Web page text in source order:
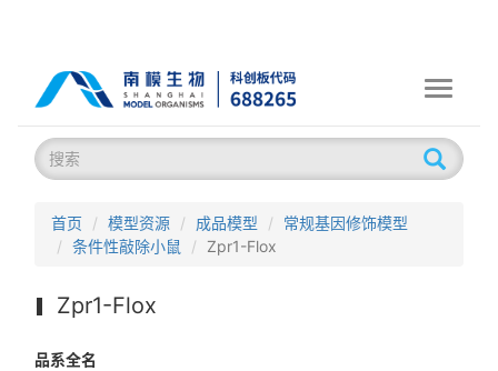
Toggle
首页 模型资源 成品模型
常规基因修饰模型
条件性敲除小鼠
Zpr1-Flox
Zpr1-Flox
品系全名